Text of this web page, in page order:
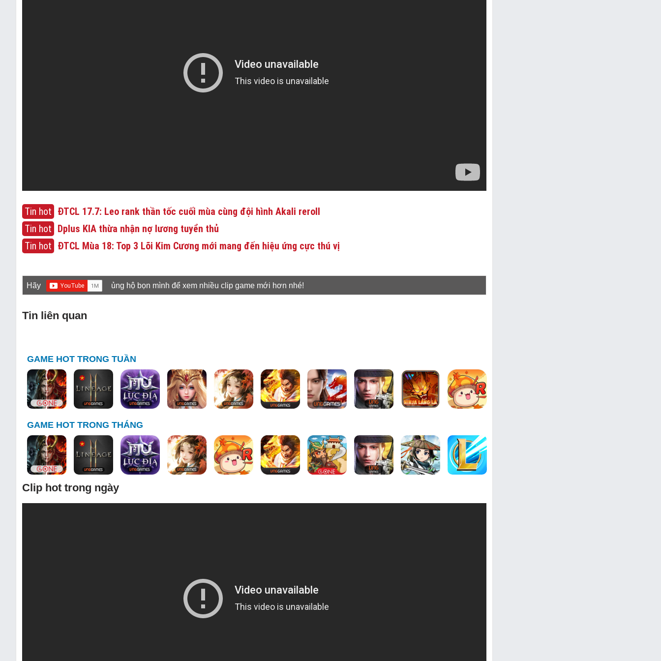
Tin hot ĐTCL 17.7: Leo rank thần tốc cuối mùa cùng đội hình Akali reroll
Tin hot Dplus KIA thừa nhận nợ lương tuyển thủ
Tin hot ĐTCL Mùa 18: Top 3 Lõi Kim Cương mới mang đến hiệu ứng cực thú vị
Hãy ủng hộ bọn mình để xem nhiều clip game mới hơn nhé!
Tin liên quan
GAME HOT TRONG TUẦN
GAME HOT TRONG THÁNG
Clip hot trong ngày